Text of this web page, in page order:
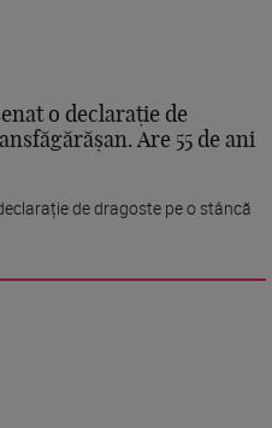
o declarație de
Are 55 de ani
de dragoste pe o stâncă